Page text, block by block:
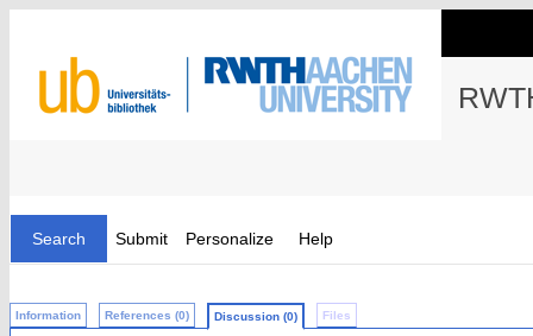
Search Submit Personalize Help
Information References (0) Discussion (0) Files